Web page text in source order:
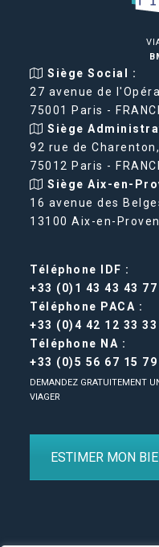
Siège Social :
27 avenue de
75001 Paris -
Siège
92 rue de Charenton,
75012 Paris -
Siège Aix-en-
16 avenue des
13100 Aix-en-
Téléphone IDF :
+33 (0)1 43 43 43 77
Téléphone PACA :
+33 (0)4 42 12 33 33
Téléphone NA :
+33 (0)5 56 67 15 79
DEMANDEZ GRATUITEMENT
VIAGER
ESTIMER MON